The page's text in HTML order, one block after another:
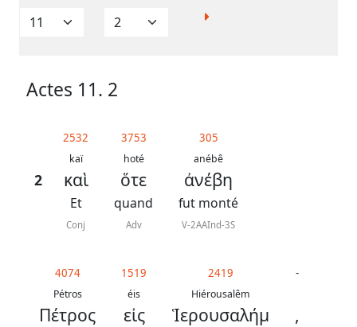
Actes 11. 2
2
2532
kaï
καὶ
Et
Conj
3753
hoté
ὅτε
quand
Adv
305
anébê
ἀνέβη
fut monté
V-2AAInd-3S
4074
Pétros
Πέτρος
1519
éis
εἰς
2419
Hiérousalêm
Ἱερουσαλήμ
-
,
Analyse
généraux
Abréviations
grammaticales
chapitre